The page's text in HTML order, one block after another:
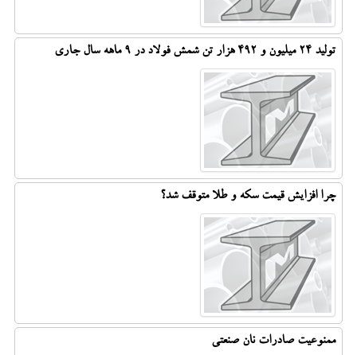
تولید 24 میلیون و 492 هزار تن شمش فولاد در 9 ماهه سال جاری
چرا افزایش قیمت سکه و طلا متوقف شد؟
ممنوعیت صادرات نان صنعتی